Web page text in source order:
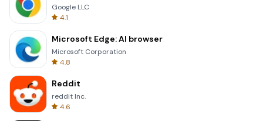
Google LLC
4.1
Microsoft Edge: AI browser
Microsoft Corporation
4.8
Reddit
reddit Inc.
4.6